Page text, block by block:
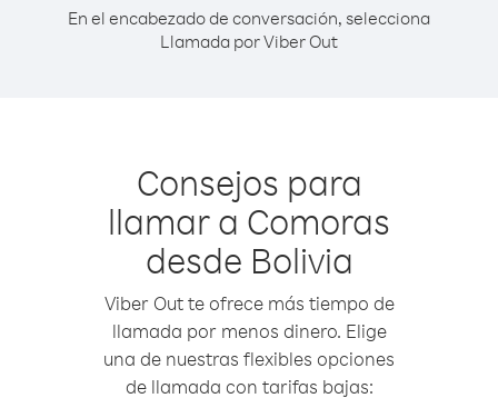
En el encabezado de conversación, selecciona
Llamada por Viber Out
Consejos para
llamar a Comoras
desde Bolivia
Viber Out te ofrece más tiempo de
llamada por menos dinero. Elige
una de nuestras flexibles opciones
de llamada con tarifas bajas: